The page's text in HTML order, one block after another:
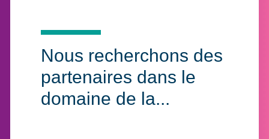
Nous recherchons des
partenaires dans le
domaine de la...